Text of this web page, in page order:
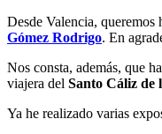
Desde Valencia, queremos
Gómez Rodrigo. En
Nos consta, además, que
viajera del Santo Cáliz de
Ya he realizado varias